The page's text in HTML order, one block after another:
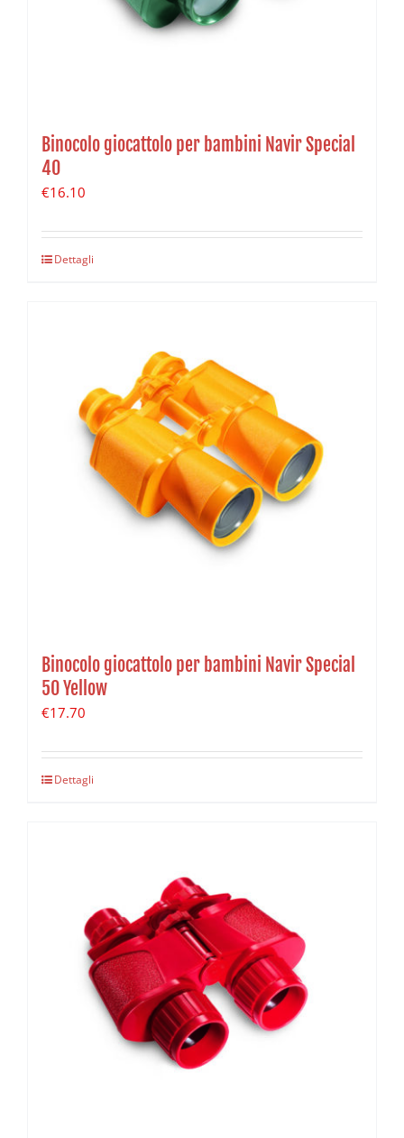
Binocolo giocattolo per bambini Navir Special
40
€16.10
Dettagli
Binocolo giocattolo per bambini Navir Special
50 Yellow
€17.70
Dettagli